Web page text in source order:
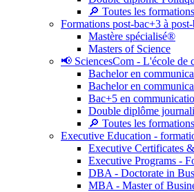
🔎 Toutes les
Formations post-bac+3 à
Mastère spécialisé®
Masters of Science
📢 SciencesCom - L'école de
Bachelor en
Bachelor en
Bac+5 en
Double diplôme
🔎 Toutes les
Executive Education -
Executive Certificates
Executive Programs -
DBA - Doctorate in
MBA - Master of